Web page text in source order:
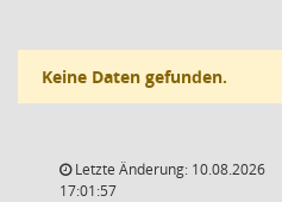
Keine Daten gefunden.
Letzte Änderung: 10.08.2026
17:01:57